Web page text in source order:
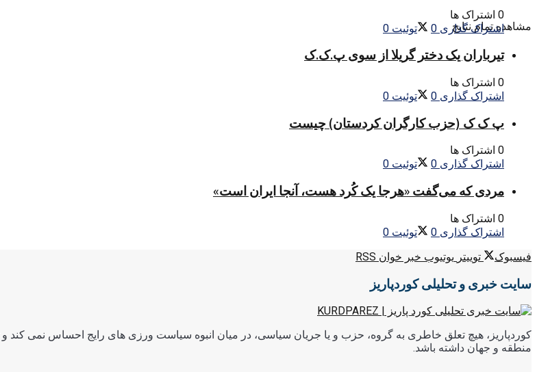
مشاهده تمام نتایج
0 اشتراک ها
اشتراک گذاری 0 توئیت 0
تیرباران یک دختر گریلا از سوی پ.ک.ک
0 اشتراک ها
اشتراک گذاری 0 توئیت 0
پ ک ک (حزب کارگران کردستان) چیست
0 اشتراک ها
اشتراک گذاری 0 توئیت 0
مردی که می‌گفت «هرجا یک کُرد هست، آنجا ایران است»
0 اشتراک ها
اشتراک گذاری 0 توئیت 0
فیسبوک
توییتر یوتیوب خبر خوان RSS
سایت خبری و تحلیلی کوردپاریز
کوردپاریز، هیچ تعلق خاطری به گروه، حزب و یا جریان سیاسی، در میان انبوه سیاست ورزی های رایج احساس نمی کند و
منطقه و جهان داشته باشد.